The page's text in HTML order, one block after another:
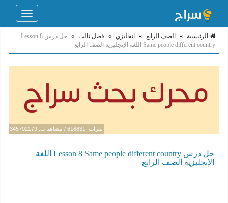
Toggle
الرئيسية » الصف الرابع » انجليزي » فصل ثالث »
حل درس Lesson 8
Same people different country اللغة الإنجليزية الصف الرابع
نقرات: 616831 / مشاهدات: 345702179
حل درس Lesson 8 Same people different country اللغة
الإنجليزية الصف الرابع